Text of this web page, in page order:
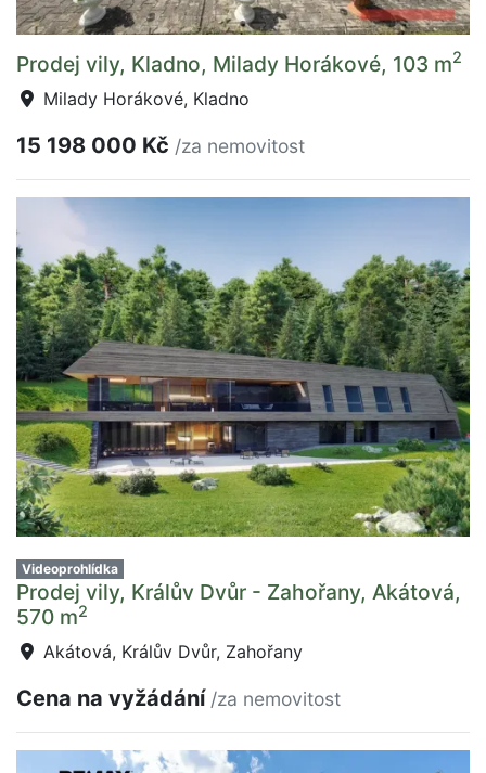
Prodej vily, Kladno, Milady Horákové, 103 m2
Milady Horákové, Kladno
15 198 000 Kč /za nemovitost
Videoprohlídka
Prodej vily, Králův Dvůr - Zahořany, Akátová,
570 m2
Akátová, Králův Dvůr, Zahořany
Cena na vyžádání /za nemovitost